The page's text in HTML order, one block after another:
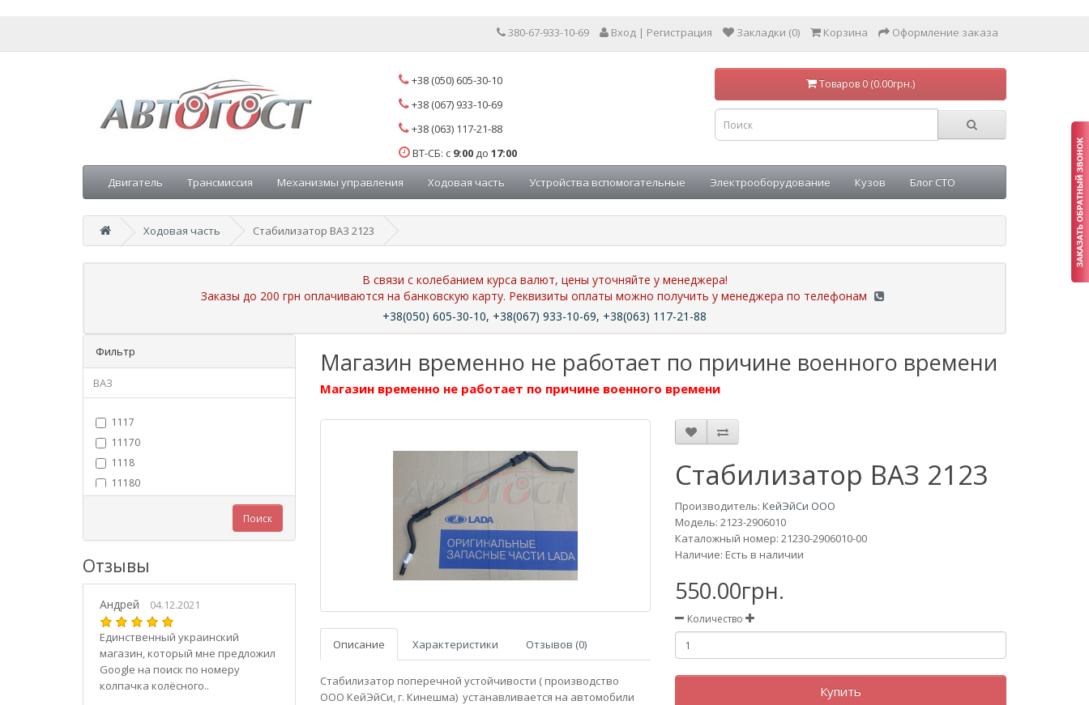
380-67-933-10-69 Вход | Регистрация Закладки (0) Корзина Оформление заказа
+38 (050) 605-30-10
+38 (067) 933-10-69
+38 (063) 117-21-88
ВТ-СБ: с 9:00 до 17:00
Товаров 0 (0.00грн.)
Двигатель Трансмиссия Механизмы управления Ходовая часть Устройства вспомогательные Электрооборудование Кузов Блог СТО
Ходовая часть Стабилизатор ВАЗ 2123
В связи с колебанием курса валют, цены уточняйте у менеджера!
Заказы до 200 грн оплачиваются на банковскую карту. Реквизиты оплаты можно получить у менеджера по телефонам
+38(050) 605-30-10, +38(067) 933-10-69, +38(063) 117-21-88
Фильтр
ВАЗ
1117
11170
1118
11180
11186
1119
11190
11194
2101
21010
2102
21020
Поиск
Отзывы
Андрей 04.12.2021
Единственный украинский
магазин, который мне предложил
Google на поиск по номеру
колпачка колёсного..
Магазин временно не работает по причине военного времени
Магазин временно не работает по причине военного времени
Описание Характеристики Отзывов (0)
Стабилизатор поперечной устойчивости ( производство
ООО КейЭйСи, г. Кинешма) устанавливается на автомобили
Стабилизатор ВАЗ 2123
Производитель:КейЭйСи ООО
Модель:2123-2906010
Каталожный номер: 21230-2906010-00
Наличие: Есть в наличии
550.00грн.
Количество
Купить